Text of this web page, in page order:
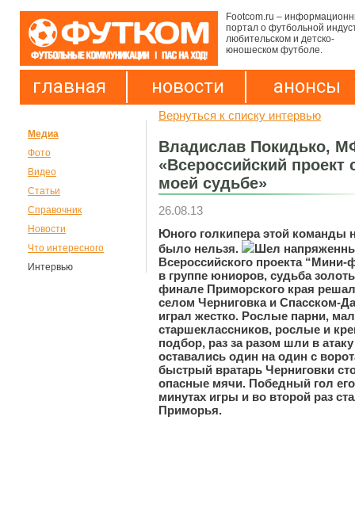
Footcom.ru –
портал о футбольной
любительском и детско-
юношеском футболе.
главная новости анонсы
Медиа
Фото
Видео
Статьи
Справочник
Новости
Что интересного
Интервью
Вернуться к списку интервью
Владислав Покидько,
«Всероссийский
моей судьбе»
26.08.13
Юного голкипера этой команды
было нельзя.
Шел
Всероссийского проекта
в группе юниоров, судьба
финале Приморского края
селом Черниговка и Спасском-
играл жестко. Рослые парни,
старшеклассников, рослые и
подбор, раз за разом шли в
оставались один на один с
быстрый вратарь Черниговки
опасные мячи. Победный гол
минутах игры и во второй раз
Приморья.